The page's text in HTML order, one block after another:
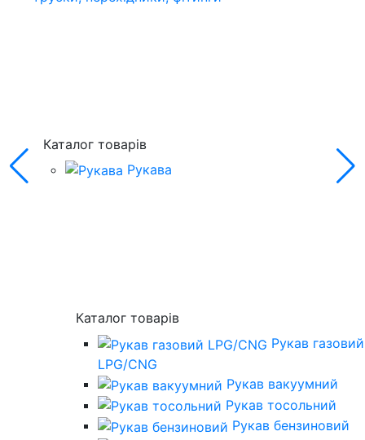
Каталог товарів
Рукава
Каталог товарів
Рукав газовий
LPG/CNG
Рукав вакуумний
Рукав тосольний
Рукав бензиновий